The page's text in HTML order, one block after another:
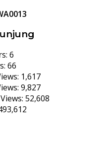
6
66
1,617
9,827
52,608